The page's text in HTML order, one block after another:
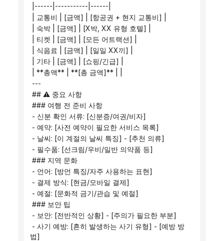
|------|-----------|------|
| 교통비 | [금액] | [항공권 + 현지 교통비] |
| 숙박 | [금액] | [X박, XX 유형 호텔] |
| 티켓 | [금액] | [모든 어트랙션] |
| 식음료 | [금액] | [일일 XX끼] |
| 기타 | [금액] | [쇼핑/긴급] |
| **총액** | **[총 금액]** | |
---
## ⚠️ 중요 사항
### 여행 전 준비 사항
- 신분 확인 서류: [신분증/여권/비자]
- 예약: [사전 예약이 필요한 서비스 목록]
- 날씨: [이 계절의 날씨 특징] - [추천 의류]
- 필수품: [선크림/우비/일반 의약품 등]
### 지역 문화
- 언어: [방언 특징/자주 사용하는 표현]
- 결제 방식: [현금/모바일 결제]
- 예절: [문화적 금기/관습 및 예절]
### 보안 팁
- 보안: [전반적인 상황] - [주의가 필요한 부분]
법]